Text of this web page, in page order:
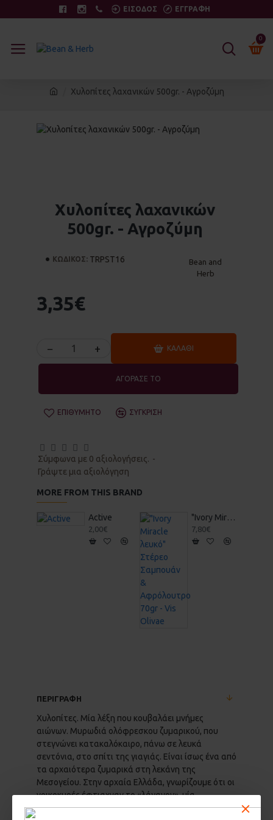
ΕΙΣΟΔΟΣ ΕΓΓΡΑΦΗ
0
Χυλοπίτες λαχανικών 500gr. - Αγροζύμη
Χυλοπίτες λαχανικών
500gr. - Αγροζύμη
Σύμφωνα με 0 αξιολογήσεις. -
Γράψτε μια αξιολόγηση
3,35€
ΚΩΔΙΚΟΣ: TRPST16
Bean and
Herb
− + ΚΑΛΆΘΙ
ΑΓΟΡΑΣΕ ΤΟ
ΕΠΙΘΥΜΗΤΌ ΣΎΓΚΡΙΣΗ
MORE FROM THIS BRAND
Active
2,00€
"Ivory Miracle λευκό" Στέρεο Σαμπουάν & Αφρόλουτρο 70gr - Vis Olivae
7,80€
ΠΕΡΙΓΡΑΦΗ
Χυλοπίτες. Μία λέξη που κουβαλάει μνήμες
αιώνων. Μυρωδιά ολόφρεσκου ζυμαρικού, που
στεγνώνει κατακαλόκαιρο, πάνω σε λευκά
σεντόνια, στο σπίτι της γιαγιάς. Είναι ίσως ένα από
τα αρχαιότερα ζυμαρικά στη λεκάνη της
Μεσογείου. Στην αρχαία Ελλάδα, γνωρίζουμε ότι οι
νοικοκυρές έφτιαχναν το «λάγανον», μία
στρογγυλή και λεπτή ζύμη από αλεύρι και νερό, την